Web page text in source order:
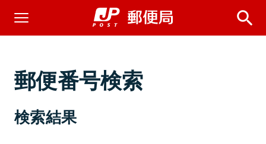
郵便番号検索
検索結果